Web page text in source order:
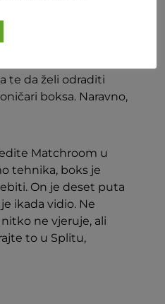
te da želi odraditi
boksa. Naravno,
Matchroom u
tehnika, boks je
On je deset puta
ikada vidio. Ne
ne vjeruje, ali
to u Splitu,